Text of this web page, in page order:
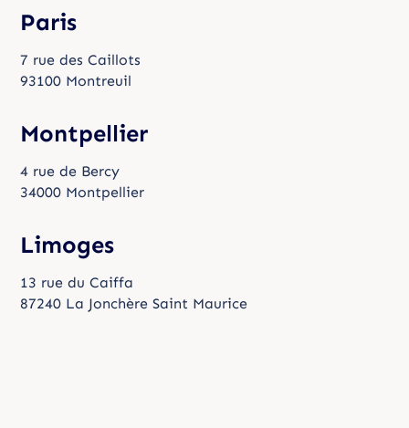
Paris
7 rue des Caillots
93100 Montreuil
Montpellier
4 rue de Bercy
34000 Montpellier
Limoges
13 rue du Caiffa
87240 La Jonchère Saint Maurice